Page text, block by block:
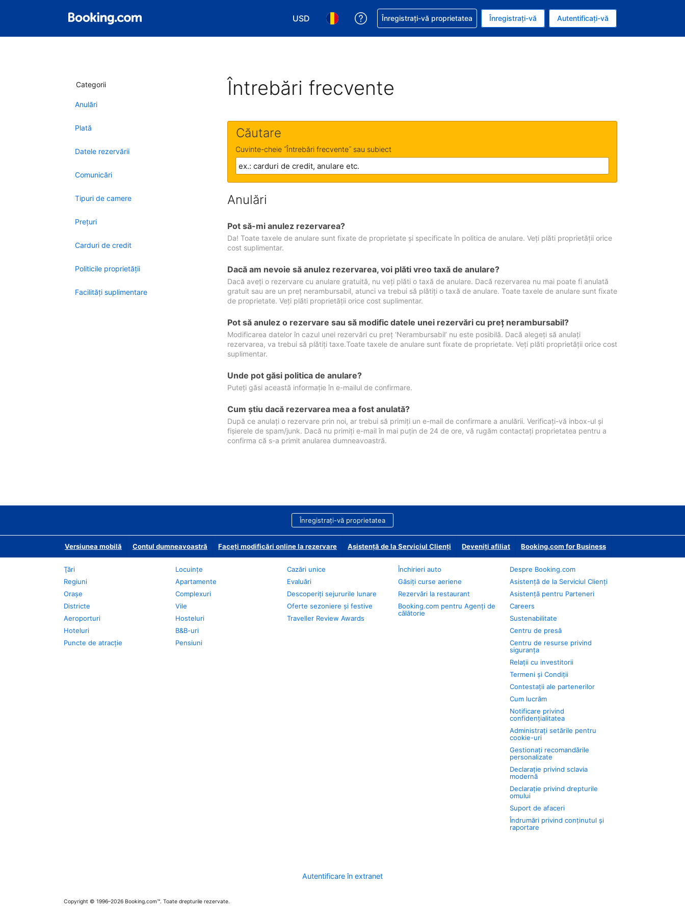
USD
Alegeţi moneda. Moneda actuală este Dolar american
Alegeți limba. Limba actuală este Română
Primiți asistență cu privire la rezervarea dvs.
Înregistrați-vă proprietatea Înregistrați-vă Autentificați-vă
Categorii
Anulări
Plată
Datele rezervării
Comunicări
Tipuri de camere
Preţuri
Carduri de credit
Politicile proprietății
Facilităţi suplimentare
Întrebări frecvente
Căutare
Cuvinte-cheie ˝Întrebări frecvente˝ sau subiect
Anulări
Pot să-mi anulez rezervarea?
Da! Toate taxele de anulare sunt fixate de proprietate și specificate în politica de anulare. Veți plăti proprietății orice
cost suplimentar.
Dacă am nevoie să anulez rezervarea, voi plăti vreo taxă de anulare?
Dacă aveți o rezervare cu anulare gratuită, nu veți plăti o taxă de anulare. Dacă rezervarea nu mai poate fi anulată
gratuit sau are un preț nerambursabil, atunci va trebui să plătiți o taxă de anulare. Toate taxele de anulare sunt fixate
de proprietate. Veți plăti proprietății orice cost suplimentar.
Pot să anulez o rezervare sau să modific datele unei rezervări cu preţ nerambursabil?
Modificarea datelor în cazul unei rezervări cu preț ‘Nerambursabil’ nu este posibilă. Dacă alegeți să anulați
rezervarea, va trebui să plătiți taxe.Toate taxele de anulare sunt fixate de proprietate. Veți plăti proprietății orice cost
suplimentar.
Unde pot găsi politica de anulare?
Puteți găsi această informație în e-mailul de confirmare.
Cum ştiu dacă rezervarea mea a fost anulată?
După ce anulați o rezervare prin noi, ar trebui să primiți un e-mail de confirmare a anulării. Verificați-vă inbox-ul și
fișierele de spam/junk. Dacă nu primiți e-mail în mai puțin de 24 de ore, vă rugăm contactați proprietatea pentru a
confirma că s-a primit anularea dumneavoastră.
Înregistrați-vă proprietatea
Versiunea mobilă Contul dumneavoastră Faceți modificări online la rezervare Asistență de la Serviciul Clienți Deveniţi afiliat Booking.com for Business
Ţări
Regiuni
Oraşe
Districte
Aeroporturi
Hoteluri
Puncte de atracţie
Locuințe
Apartamente
Complexuri
Vile
Hosteluri
B&B-uri
Pensiuni
Cazări unice
Evaluări
Descoperiți sejururile lunare
Oferte sezoniere și festive
Traveller Review Awards
Închirieri auto
Găsiți curse aeriene
Rezervări la restaurant
Booking.com pentru Agenți de
călătorie
Despre Booking.com
Asistență de la Serviciul Clienți
Asistență pentru Parteneri
Careers
Sustenabilitate
Centru de presă
Centru de resurse privind
siguranța
Relații cu investitorii
Termeni și Condiții
Contestații ale partenerilor
Cum lucrăm
Notificare privind
confidențialitatea
Administrați setările pentru
cookie-uri
Gestionați recomandările
personalizate
Declarație privind sclavia
modernă
Declarație privind drepturile
omului
Suport de afaceri
Îndrumări privind conținutul și
raportare
Autentificare în extranet
Copyright © 1996–2026 Booking.com™. Toate drepturile rezervate.